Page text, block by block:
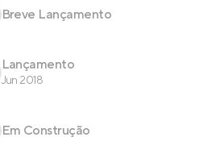
Breve Lançamento
Lançamento
Jun 2018
Em Construção